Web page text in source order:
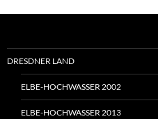
DRESDNER LAND
ELBE-HOCHWASSER 2002
ELBE-HOCHWASSER 2013